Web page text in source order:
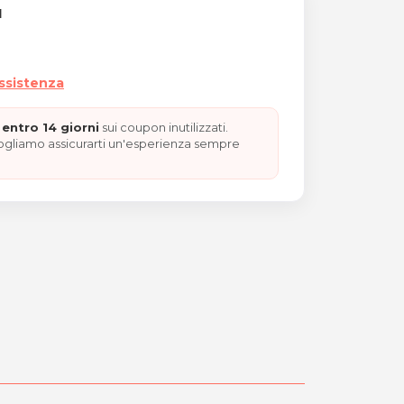
SPA per 2 adulti + 2
14 giorni sui coupon inutilizzati.
assicurarti un'esperienza sempre